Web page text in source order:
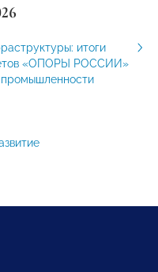
итоги
«ОПОРЫ РОССИИ»
промышленности